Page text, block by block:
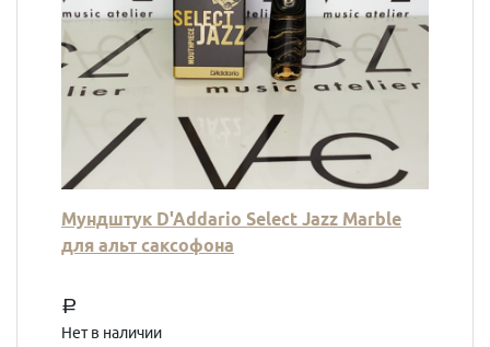
Мундштук D'Addario Select Jazz Marble
для альт саксофона
a
Нет в наличии